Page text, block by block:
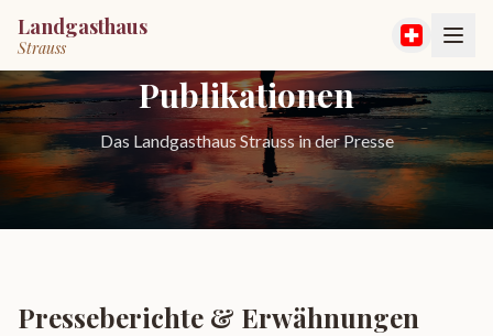
Landgasthaus
Strauss
Publikationen
Das Landgasthaus Strauss in der Presse
Presseberichte & Erwähnungen